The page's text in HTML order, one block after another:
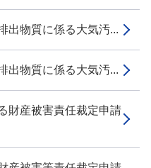
出物質に係る大気汚...
出物質に係る大気汚...
財産被害責任裁定申請